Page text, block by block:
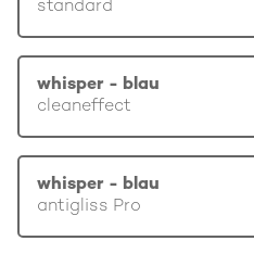
standard
whisper - blau
cleaneffect
whisper - blau
antigliss Pro